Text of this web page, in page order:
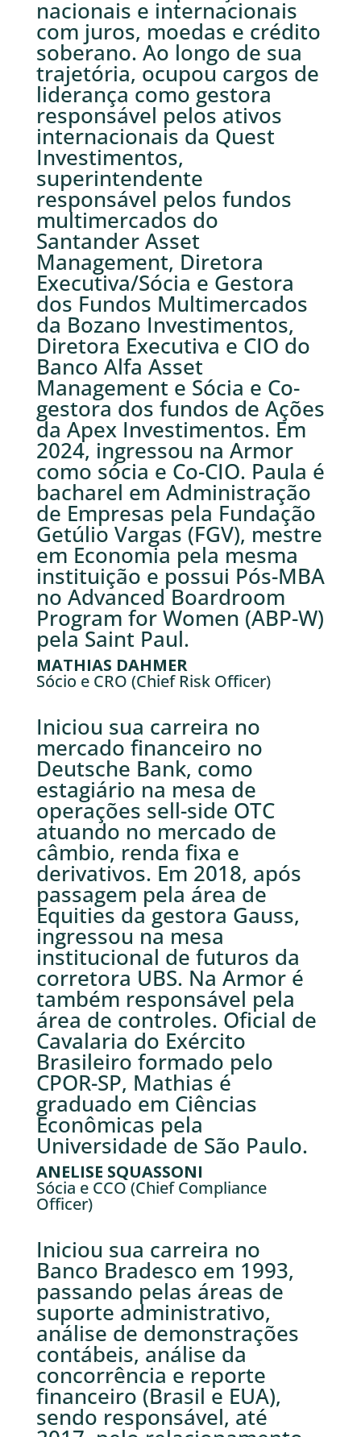
nacionais e internacionais
com juros, moedas e crédito
soberano. Ao longo de sua
trajetória, ocupou cargos de
liderança como gestora
responsável pelos ativos
internacionais da Quest
Investimentos,
superintendente
responsável pelos fundos
multimercados do
Santander Asset
Management, Diretora
Executiva/Sócia e Gestora
dos Fundos Multimercados
da Bozano Investimentos,
Diretora Executiva e CIO do
Banco Alfa Asset
Management e Sócia e Co-
gestora dos fundos de Ações
da Apex Investimentos. Em
2024, ingressou na Armor
como sócia e Co-CIO. Paula é
bacharel em Administração
de Empresas pela Fundação
Getúlio Vargas (FGV), mestre
em Economia pela mesma
instituição e possui Pós-MBA
no Advanced Boardroom
Program for Women (ABP-W)
pela Saint Paul.
MATHIAS DAHMER
Sócio e CRO (Chief Risk Officer)
Iniciou sua carreira no
mercado financeiro no
Deutsche Bank, como
estagiário na mesa de
operações sell-side OTC
atuando no mercado de
câmbio, renda fixa e
derivativos. Em 2018, após
passagem pela área de
Equities da gestora Gauss,
ingressou na mesa
institucional de futuros da
corretora UBS. Na Armor é
também responsável pela
área de controles. Oficial de
Cavalaria do Exército
Brasileiro formado pelo
CPOR-SP, Mathias é
graduado em Ciências
Econômicas pela
Universidade de São Paulo.
ANELISE SQUASSONI
Sócia e CCO (Chief Compliance
Officer)
Iniciou sua carreira no
Banco Bradesco em 1993,
passando pelas áreas de
suporte administrativo,
análise de demonstrações
contábeis, análise da
concorrência e reporte
financeiro (Brasil e EUA),
sendo responsável, até